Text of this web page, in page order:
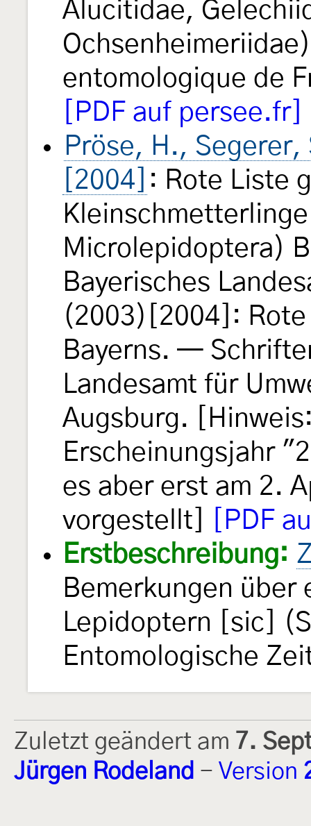
Alucitidae,
entomologique de
[PDF auf persee.fr]
Pröse, H.,
[2004]
: Rote Liste
Microlepidoptera)
Bayerisches
(2003)[2004]:
Bayerns. —
Landesamt für
Augsburg.
Erscheinungsjahr
es aber erst am 2.
vorgestellt]
[PDF
Erstbeschreibung:
Bemerkungen über
Lepidoptern [sic]
Entomologische
Zuletzt geändert am 7.
Jürgen Rodeland - Version